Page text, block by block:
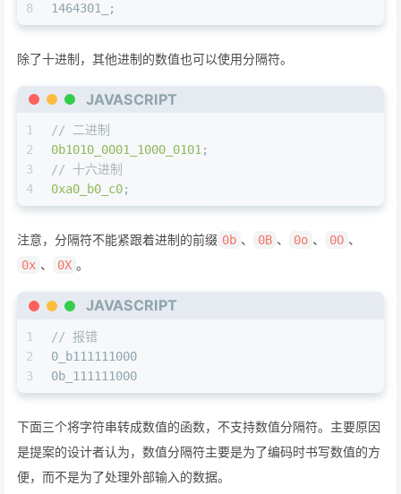
8
1464301_;
除了十进制，其他进制的数值也可以使用分隔符。
JAVASCRIPT
1
2
3
4
// 二进制
0b1010_0001_1000_0101;
// 十六进制
0xa0_b0_c0;
注意，分隔符不能紧跟着进制的前缀 0b 、 0B 、 0o 、 0O 、
0x 、 0X 。
JAVASCRIPT
1
2
3
// 报错
0_b111111000
0b_111111000
下面三个将字符串转成数值的函数，不支持数值分隔符。主要原因
是提案的设计者认为，数值分隔符主要是为了编码时书写数值的方
便，而不是为了处理外部输入的数据。